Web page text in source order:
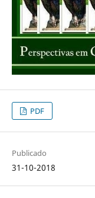
PDF
Publicado
31-10-2018